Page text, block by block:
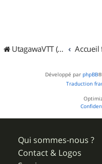
UtagawaVTT (Randos VTT et VTTAE avec traces GPS)
Développé par phpBB®
Traduction
Qui sommes-nous ?
Contact & Logos